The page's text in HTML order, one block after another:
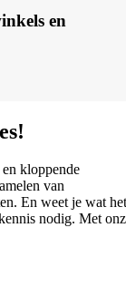
en
kloppende
van
En weet je wat het
nodig. Met